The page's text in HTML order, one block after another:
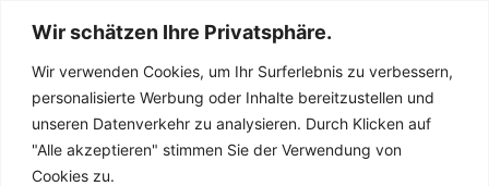
Wir schätzen Ihre Privatsphäre.
Wir verwenden Cookies, um Ihr Surferlebnis zu verbessern,
personalisierte Werbung oder Inhalte bereitzustellen und
unseren Datenverkehr zu analysieren. Durch Klicken auf
"Alle akzeptieren" stimmen Sie der Verwendung von
Cookies zu.
Sanitär Notdienst
(Klempner) für
Lenzen